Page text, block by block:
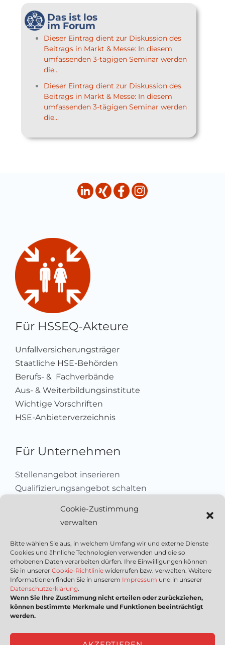
Cookie-Zustimmung
verwalten
Bitte wählen Sie aus, in welchem Umfang wir und externe Dienste
Cookies und ähnliche Technologien verwenden und die so
erhobenen Daten verarbeiten dürfen. Ihre Einwilligungen können
Sie in unserer Cookie-Richtlinie widerrufen bzw. verwalten. Weitere
Informationen finden Sie in unserem Impressum und in unserer
Datenschutzerklärung.
Wenn Sie Ihre Zustimmung nicht erteilen oder zurückziehen,
können bestimmte Merkmale und Funktionen beeinträchtigt
werden.
Das ist los
im Forum
Dieser Eintrag dient zur Diskussion des
Beitrags in Markt & Messe: In diesem
umfassenden 3-tägigen Seminar werden
die...
Dieser Eintrag dient zur Diskussion des
Beitrags in Markt & Messe: In diesem
umfassenden 3-tägigen Seminar werden
die...
Für HSSEQ-Akteure
Unfallversicherungsträger
Staatliche HSE-Behörden
Berufs- & Fachverbände
Aus- & Weiterbildungsinstitute
Wichtige Vorschriften
HSE-Anbieterverzeichnis
Für Unternehmen
Stellenangebot inserieren
Qualifizierungsangebot schalten
Wichtige Links
Mediadaten
Impressum
Cookie-Richtlinie (EU)